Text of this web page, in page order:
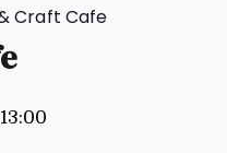
Craft Cafe
13:00